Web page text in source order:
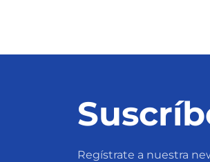
Regístrate a nuestra